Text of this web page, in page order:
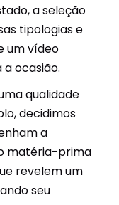
a seleção
tipologias e
um vídeo
ocasião.
qualidade
decidimos
a
matéria-prima
revelem um
seu